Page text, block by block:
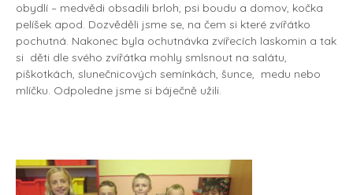
obydlí – medvědi obsadili brloh, psi boudu a domov, kočka
pelíšek apod. Dozvěděli jsme se, na čem si které zvířátko
pochutná. Nakonec byla ochutnávka zvířecích laskomin a tak
si děti dle svého zvířátka mohly smlsnout na salátu,
piškotkách, slunečnicových semínkách, šunce, medu nebo
mlíčku. Odpoledne jsme si báječně užili.